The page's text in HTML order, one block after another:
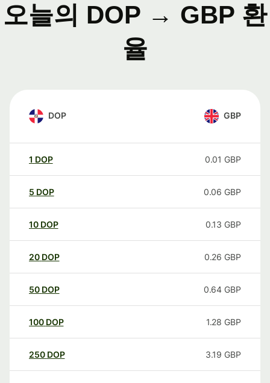
오늘의 DOP → GBP 환
율
DOP GBP
1 DOP 0.01 GBP
5 DOP 0.06 GBP
10 DOP 0.13 GBP
20 DOP 0.26 GBP
50 DOP 0.64 GBP
100 DOP 1.28 GBP
250 DOP 3.19 GBP